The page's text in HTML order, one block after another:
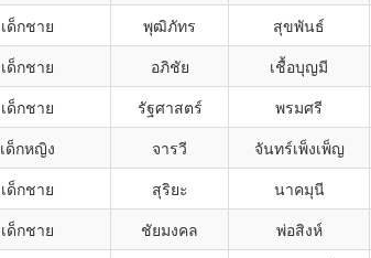
เด็กชาย พุฒิภัทร สุขพันธ์
เด็กชาย อภิชัย เชื้อบุญมี
เด็กชาย รัฐศาสตร์ พรมศรี
เด็กหญิง จารวี จันทร์เพ็งเพ็ญ
เด็กชาย สุริยะ นาคมุนี
เด็กชาย ชัยมงคล พ่อสิงห์